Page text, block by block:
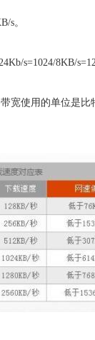
s。
s=1024/8KB/
宽使用的单位是